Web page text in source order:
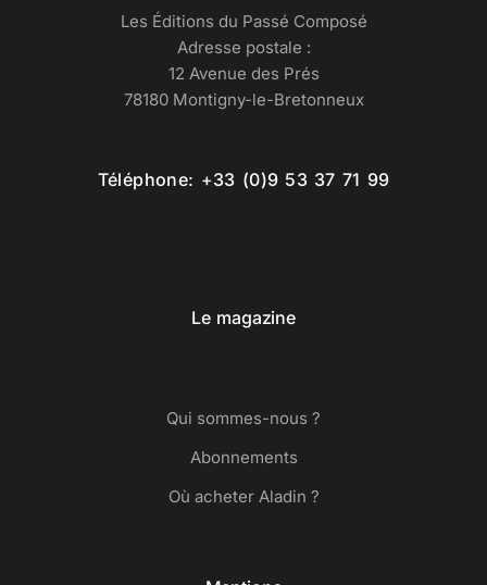
Les Éditions du Passé Composé
Adresse postale :
12 Avenue des Prés
78180 Montigny-le-Bretonneux
Téléphone: +33 (0)9 53 37 71 99
Le magazine
Qui sommes-nous ?
Abonnements
Où acheter Aladin ?